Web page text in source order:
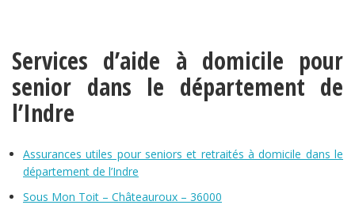
Services d’aide à domicile pour
senior dans le département de
l’Indre
Assurances utiles pour seniors et retraités à domicile dans le
département de l’Indre
Sous Mon Toit – Châteauroux – 36000